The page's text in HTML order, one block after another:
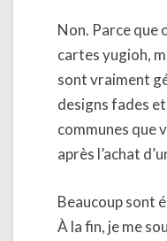
Non. Parce que
cartes yugioh,
sont vraiment
designs fades
communes que
après l’achat
Beaucoup sont
À la fin, je me